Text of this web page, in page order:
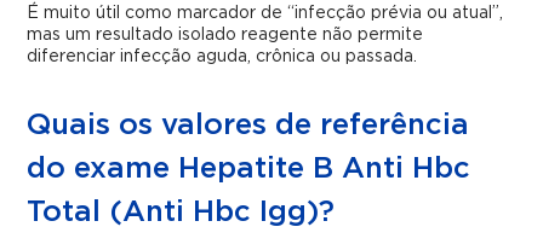
É muito útil como marcador de “infecção prévia ou atual”,
mas um resultado isolado reagente não permite
diferenciar infecção aguda, crônica ou passada.
Quais os valores de referência
do exame Hepatite B Anti Hbc
Total (Anti Hbc Igg)?